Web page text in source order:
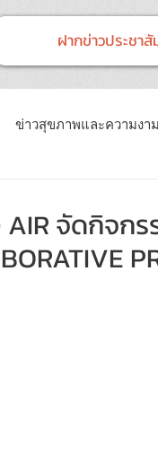
ฝากข่าวประชา
ข่าวสุขภาพและความงาม
จัดกิจกร